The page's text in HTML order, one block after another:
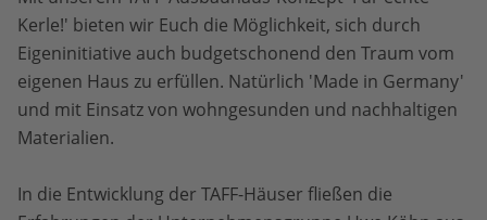
Kerle!' bieten wir Euch die Möglichkeit, sich durch
Eigeninitiative auch budgetschonend den Traum vom
eigenen Haus zu erfüllen. Natürlich 'Made in Germany'
und mit Einsatz von wohngesunden und nachhaltigen
Materialien.
In die Entwicklung der TAFF-Häuser fließen die